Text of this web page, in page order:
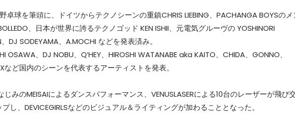
卓球を筆頭に、ドイツからテクノシーンの重鎮CHRIS LIEBING、PACHANGA BOYSのメ
、日本が世界に誇るテクノゴッド KEN ISHII、元電気グルーヴの YOSHINORI
DJ SODEYAMA、A.MOCHI などを発表済み。
OSAWA、DJ NOBU、Q’HEY、HIROSHI WATANABE aka KAITO、CHIDA、GONNO、
など国内のシーンを代表するアーティストを発表。
じみのMEISAIによるダンスパフォーマンス、VENUSLASERによる10台のレーザーが飛び
し、DEVICEGIRLSなどのビジュアル＆ライティングが加わることとなった。